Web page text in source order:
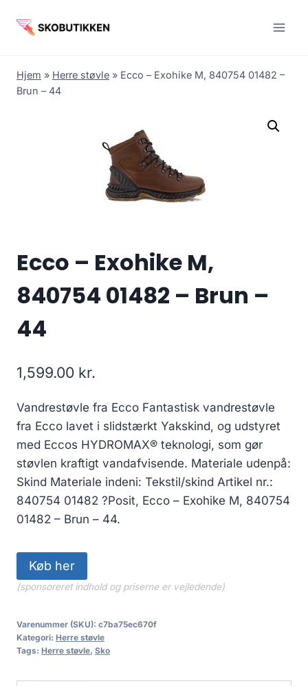
Hjem » Herre støvle » Ecco – Exohike M, 840754 01482 –
Brun – 44
Ecco – Exohike M,
840754 01482 – Brun –
44
1,599.00 kr.
Vandrestøvle fra Ecco Fantastisk vandrestøvle
fra Ecco lavet i slidstærkt Yakskind, og udstyret
med Eccos HYDROMAX® teknologi, som gør
støvlen kraftigt vandafvisende. Materiale udenpå:
Skind Materiale indeni: Tekstil/skind Artikel nr.:
840754 01482 ?Posit, Ecco – Exohike M, 840754
01482 – Brun – 44.
Køb her
(sponsoreret indhold og priserne er vejledende)
Varenummer (SKU): c7ba75ec670f
Kategori: Herre støvle
Tags: Herre støvle, Sko